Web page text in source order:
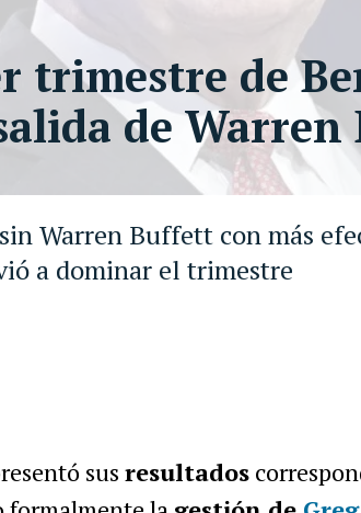
Warren Buffett con más
a dominar el trimestre
trimestre de
de
sus resultados